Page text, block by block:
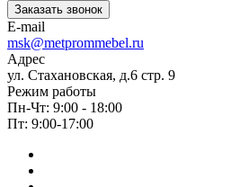
Заказать звонок
E-mail
msk@metprommebel.ru
Адрес
ул. Стахановская, д.6 стр. 9
Режим работы
Пн-Чт: 9:00 - 18:00
Пт: 9:00-17:00